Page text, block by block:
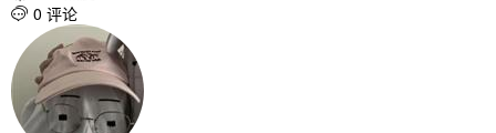
 0 评论